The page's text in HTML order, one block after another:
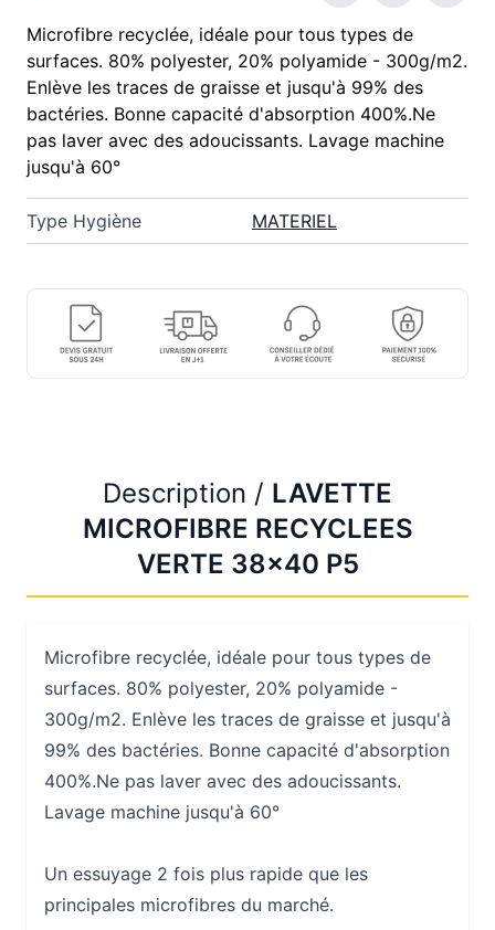
Microfibre recyclée, idéale pour tous types de
surfaces. 80% polyester, 20% polyamide - 300g/m2.
Enlève les traces de graisse et jusqu'à 99% des
bactéries. Bonne capacité d'absorption 400%.Ne
pas laver avec des adoucissants. Lavage machine
jusqu'à 60°
Type Hygiène MATERIEL
Description / LAVETTE
MICROFIBRE RECYCLEES
VERTE 38x40 P5
Microfibre recyclée, idéale pour tous types de
surfaces. 80% polyester, 20% polyamide -
300g/m2. Enlève les traces de graisse et jusqu'à
99% des bactéries. Bonne capacité d'absorption
400%.Ne pas laver avec des adoucissants.
Lavage machine jusqu'à 60°
Un essuyage 2 fois plus rapide que les
principales microfibres du marché.